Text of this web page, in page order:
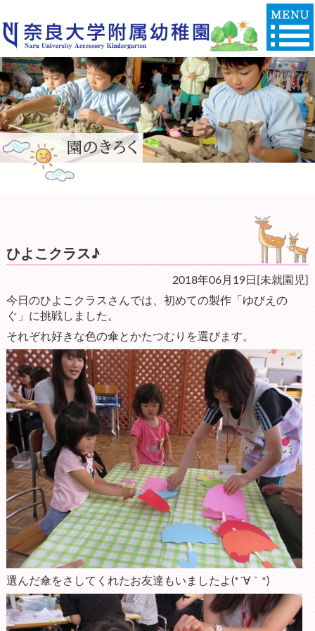
ひよこクラス♪
2018年06月19日[未就園児]
今日のひよこクラスさんでは、初めての製作「ゆびえの
ぐ」に挑戦しました。
それぞれ好きな色の傘とかたつむりを選びます。
選んだ傘をさしてくれたお友達もいましたよ(*´∀｀*)